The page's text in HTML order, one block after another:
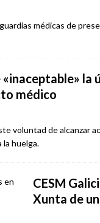
médicas de
«inaceptable»
médico
voluntad de alcanzar
la huelga.
CESM
Xunta de